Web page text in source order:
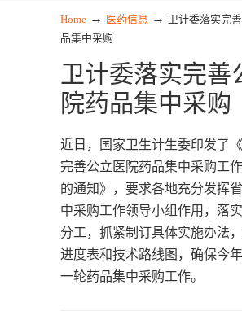
Home → 医药信息 → 卫计委落实完
品集中采购
卫计委落实完善
院药品集中采购
近日，国家卫生计生委印发了
完善公立医院药品集中采购工
的通知》，要求各地充分发挥
中采购工作领导小组作用，落
分工，抓紧制订具体实施办法
进度表和技术路线图，确保今
一轮药品集中采购工作。